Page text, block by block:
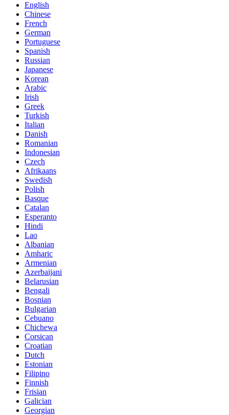
English
Chinese
French
German
Portuguese
Spanish
Russian
Japanese
Korean
Arabic
Irish
Greek
Turkish
Italian
Danish
Romanian
Indonesian
Czech
Afrikaans
Swedish
Polish
Basque
Catalan
Esperanto
Hindi
Lao
Albanian
Amharic
Armenian
Azerbaijani
Belarusian
Bengali
Bosnian
Bulgarian
Cebuano
Chichewa
Corsican
Croatian
Dutch
Estonian
Filipino
Finnish
Frisian
Galician
Georgian